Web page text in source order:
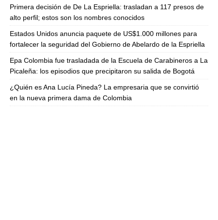
Primera decisión de De La Espriella: trasladan a 117 presos de
alto perfil; estos son los nombres conocidos
Estados Unidos anuncia paquete de US$1.000 millones para
fortalecer la seguridad del Gobierno de Abelardo de la Espriella
Epa Colombia fue trasladada de la Escuela de Carabineros a La
Picaleña: los episodios que precipitaron su salida de Bogotá
¿Quién es Ana Lucía Pineda? La empresaria que se convirtió
en la nueva primera dama de Colombia